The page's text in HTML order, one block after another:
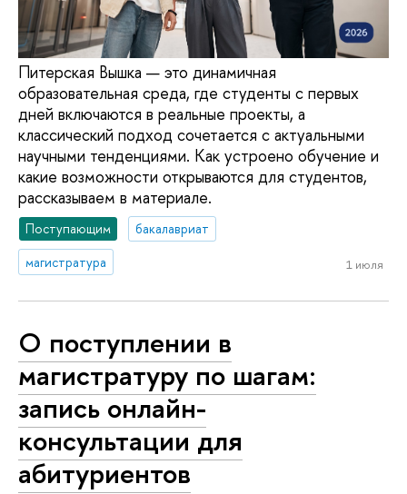
Питерская Вышка — это динамичная
образовательная среда, где студенты с первых
дней включаются в реальные проекты, а
классический подход сочетается с актуальными
научными тенденциями. Как устроено обучение и
какие возможности открываются для студентов,
рассказываем в материале.
Поступающим
бакалавриат
магистратура
1 июля
О поступлении в
магистратуру по шагам:
запись онлайн-
консультации для
абитуриентов